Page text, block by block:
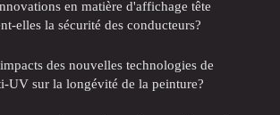
en matière d'affichage tête
elles la sécurité des conducteurs?
des nouvelles technologies de
UV sur la longévité de la peinture?